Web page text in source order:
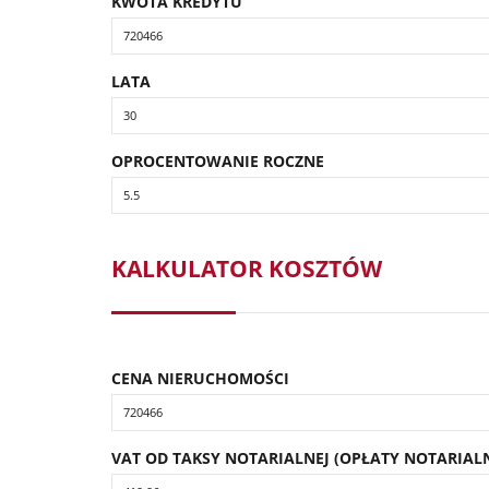
LATA
OPROCENTOWANIE ROCZNE
KALKULATOR KOSZTÓW
CENA NIERUCHOMOŚCI
VAT OD TAKSY NOTARIALNEJ (OPŁATY